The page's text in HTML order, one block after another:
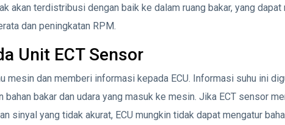
akan terdistribusi dengan baik ke dalam ruang bakar, yang dapat
dan peningkatan RPM.
Unit ECT Sensor
mesin dan memberi informasi kepada ECU. Informasi suhu ini
bahan bakar dan udara yang masuk ke mesin. Jika ECT sensor
sinyal yang tidak akurat, ECU mungkin tidak dapat mengatur